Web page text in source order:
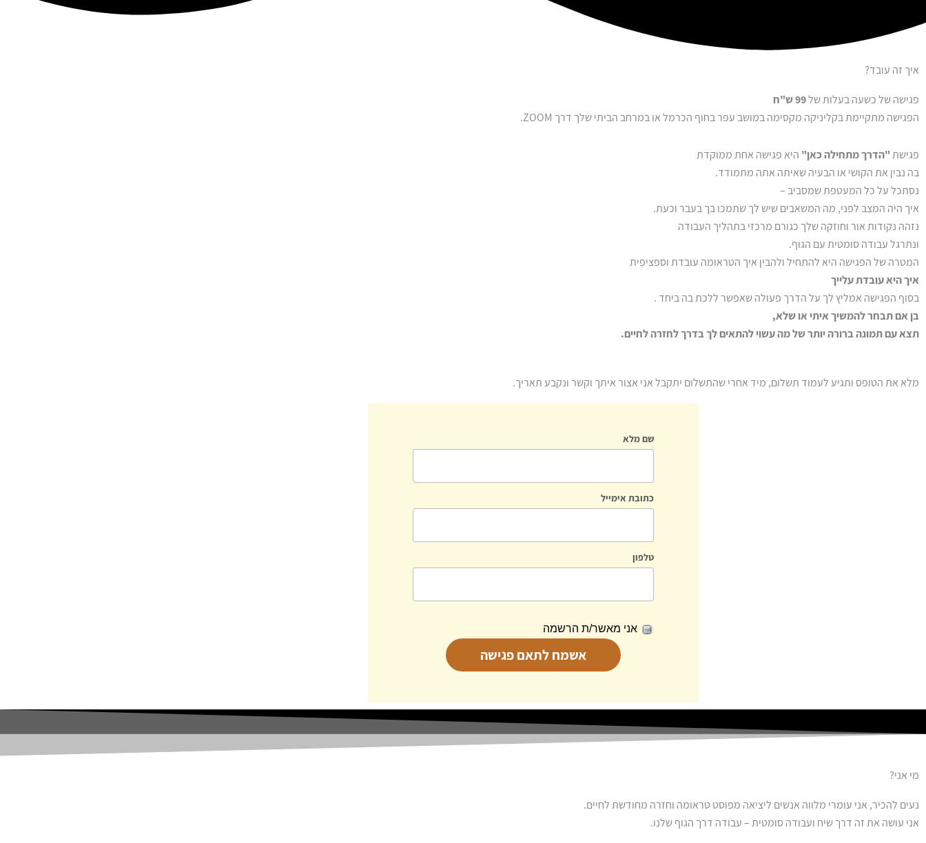
איך זה עובד?
פגישה של כשעה בעלות של
הפגישה מתקיימת בקליניקה מקסימה במושב עפר בחוף הכרמל או במרחב הביתי שלך דרך ZOOM.
פגישת"הדרך מתחילה כאן" היא פגישה אחת ממוקדת
בה נבין את הקושי או הבעיה שאיתה אתה מתמודד.
נסתכל על כל המעטפת שמסביב –
איך היה המצב לפני, מה המשאבים שיש לך שתמכו בך בעבר וכעת.
נזהה נקודות אור וחוזקה שלך כגורם מרכזי בתהליך העבודה
ונתרגל עבודה סומטית עם הגוף.
המטרה של הפגישה היא להתחיל ולהבין איך הטראומה עובדת וספציפית
איך היא עובדת עלייך
בסוף הפגישה אמליץ לך על הדרך פעולה שאפשר ללכת בה ביחד .
בן אם תבחר להמשיך איתי או שלא,
תצא עם תמונה ברורה יותר של מה עשוי להתאים לך בדרך לחזרה לחיים.
מלא את הטופס ותגיע לעמוד תשלום, מיד אחרי שהתשלום יתקבל אני אצור איתך וקשר ונקבע תאריך.
שם מלא
כתובת אימייל
טלפון
אני מאשר/ת הרשמה
מי אני?
נעים להכיר, אני עומרי מלווה אנשים ליציאה מפוסט טראומה וחזרה מחודשת לחיים.
אני עושה את זה דרך שיח ועבודה סומטית – עבודה דרך הגוף שלנו.